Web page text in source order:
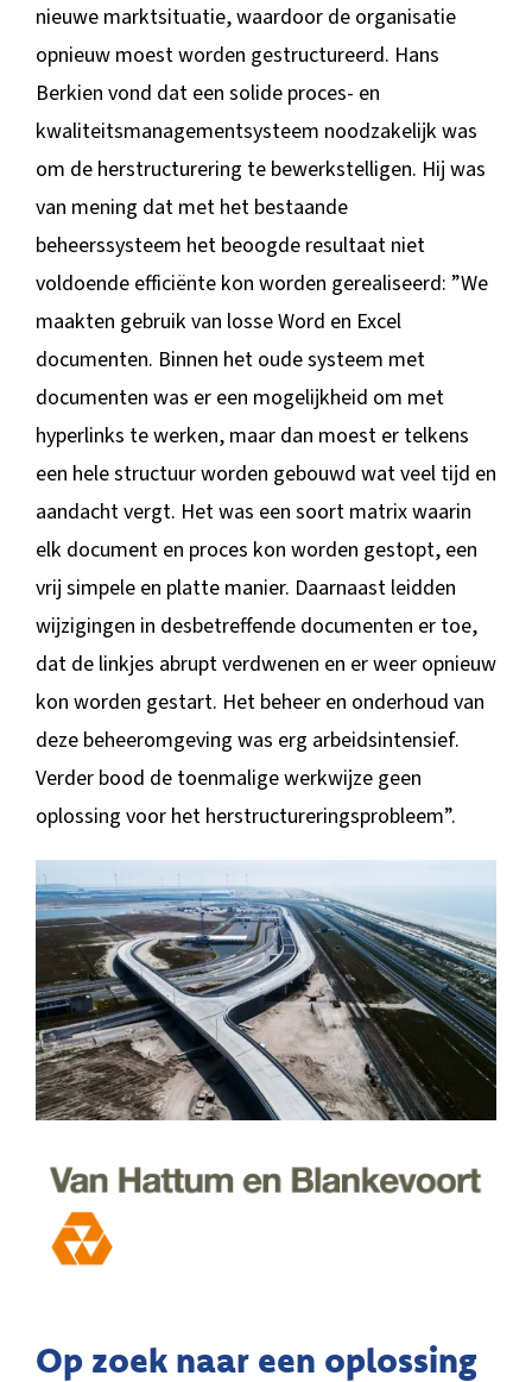
nieuwe marktsituatie, waardoor de organisatie
opnieuw moest worden gestructureerd. Hans
Berkien vond dat een solide proces- en
kwaliteitsmanagementsysteem noodzakelijk was
om de herstructurering te bewerkstelligen. Hij was
van mening dat met het bestaande
beheerssysteem het beoogde resultaat niet
voldoende efficiënte kon worden gerealiseerd: ”We
maakten gebruik van losse Word en Excel
documenten. Binnen het oude systeem met
documenten was er een mogelijkheid om met
hyperlinks te werken, maar dan moest er telkens
een hele structuur worden gebouwd wat veel tijd en
aandacht vergt. Het was een soort matrix waarin
elk document en proces kon worden gestopt, een
vrij simpele en platte manier. Daarnaast leidden
wijzigingen in desbetreffende documenten er toe,
dat de linkjes abrupt verdwenen en er weer opnieuw
kon worden gestart. Het beheer en onderhoud van
deze beheeromgeving was erg arbeidsintensief.
Verder bood de toenmalige werkwijze geen
oplossing voor het herstructureringsprobleem”.
Op zoek naar een oplossing